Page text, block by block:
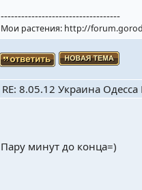
-----------------------------------
Мои растения: http://
RE: 8.05.12 Украина
Пару минут до конца=)